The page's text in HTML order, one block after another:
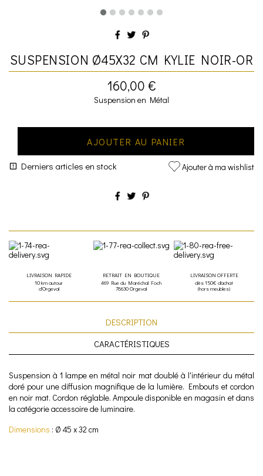
SUSPENSION Ø45X32 CM KYLIE NOIR-OR
160,00 €
Suspension en Métal
AJOUTER AU PANIER
Derniers articles en stock Ajouter à ma wishlist
LIVRAISON RAPIDE
10 km autour
d'Orgeval
RETRAIT EN BOUTIQUE
469 Rue du Maréchal Foch
78630 Orgeval
LIVRAISON OFFERTE
dès 150€ d'achat
(hors meubles)
DESCRIPTION
CARACTÉRISTIQUES
Suspension à 1 lampe en métal noir mat doublé à l'intérieur du métal
doré pour une diffusion magnifique de la lumière. Embouts et cordon
en noir mat. Cordon réglable. Ampoule disponible en magasin et dans
la catégorie accessoire de luminaire.
Dimensions : Ø 45 x 32 cm